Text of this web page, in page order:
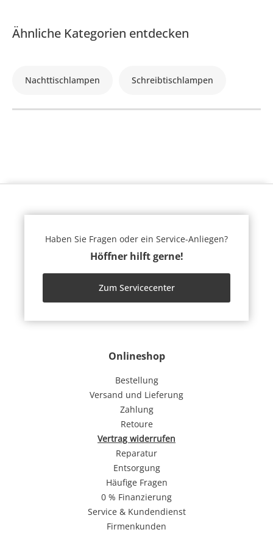
Ähnliche Kategorien entdecken
Nachttischlampen Schreibtischlampen
Onlineshop
Bestellung
Versand und Lieferung
Zahlung
Retoure
Vertrag widerrufen
Reparatur
Entsorgung
Häufige Fragen
0 % Finanzierung
Service & Kundendienst
Firmenkunden
Haben Sie Fragen oder ein Service-Anliegen?
Höffner hilft gerne!
Zum Servicecenter